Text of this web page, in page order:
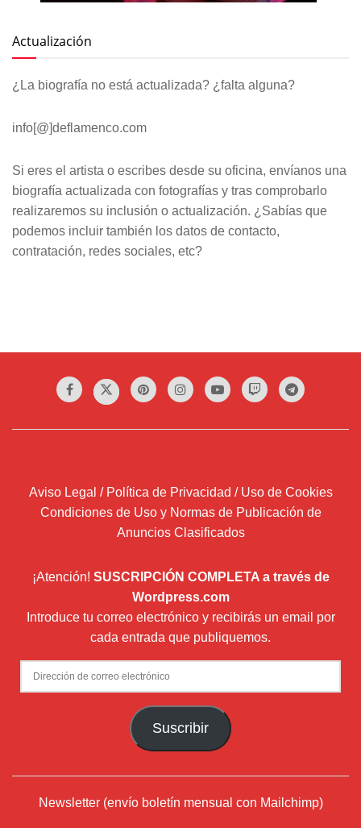
Actualización
¿La biografía no está actualizada? ¿falta alguna?
info[@]deflamenco.com
Si eres el artista o escribes desde su oficina, envíanos una
biografía actualizada con fotografías y tras comprobarlo
realizaremos su inclusión o actualización. ¿Sabías que
podemos incluir también los datos de contacto,
contratación, redes sociales, etc?
Aviso Legal / Política de Privacidad / Uso de Cookies
Condiciones de Uso y Normas de Publicación de
Anuncios Clasificados
¡Atención! SUSCRIPCIÓN COMPLETA a través de
Wordpress.com
Introduce tu correo electrónico y recibirás un email por
cada entrada que publiquemos.
Dirección
de
Suscribir
Newsletter (envío boletín mensual con Mailchimp)